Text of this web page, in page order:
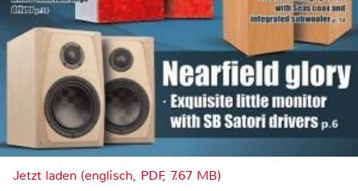
Jetzt laden (englisch, PDF, 7.67 MB)